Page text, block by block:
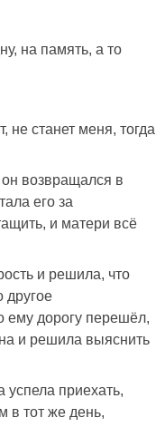
на память, а то
станет меня, тогда
возвращался в
его за
и матери всё
и решила, что
другое
ему дорогу перешёл,
и решила выяснить
приехать,
в тот же день,